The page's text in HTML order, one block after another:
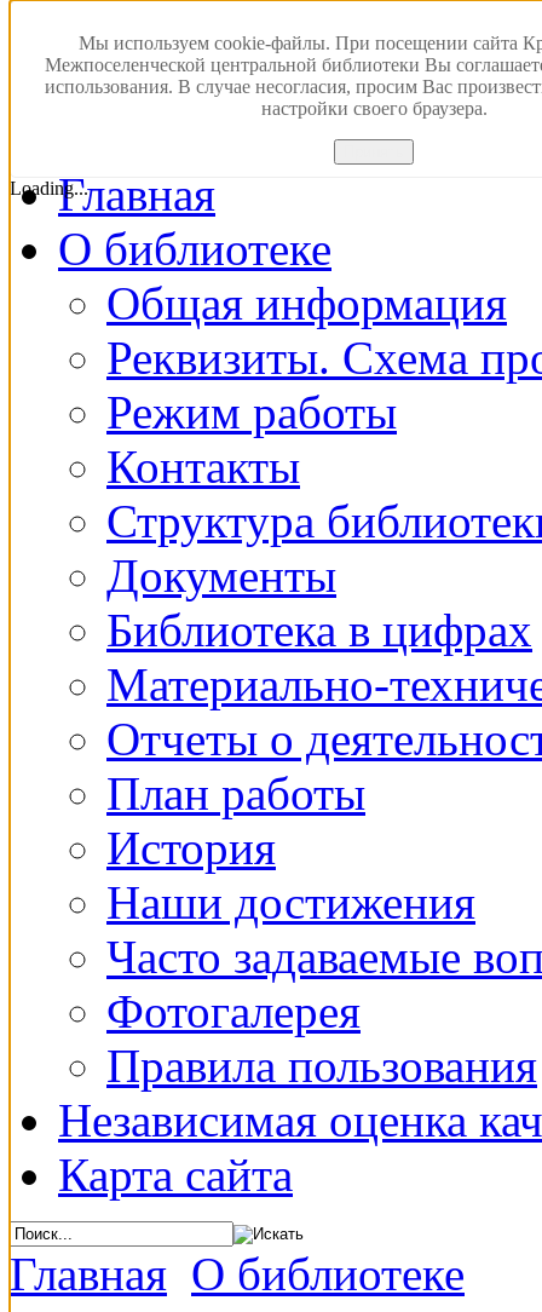
Мы используем cookie-файлы. При посещении сайта
Межпоселенческой центральной библиотеки Вы
использования. В случае несогласия, просим Вас
настройки своего браузера.
Loading...
Версия для
ПОИСК В
Главная
О библиотеке
Общая информация
Реквизиты. Схема
Режим работы
Контакты
Структура
Документы
Библиотека в цифрах
Материально-
Отчеты о
План работы
История
Наши достижения
Часто задаваемые
Фотогалерея
Правила пользования
Независимая оценка
Карта сайта
Главная О библиотеке